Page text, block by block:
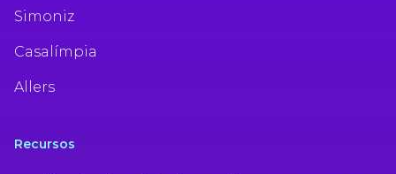
Simoniz
Casalímpia
Allers
Recursos